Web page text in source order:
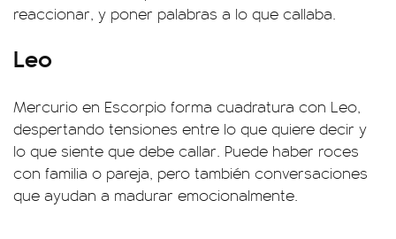
reaccionar, y poner palabras a lo que callaba.
Leo
Mercurio en Escorpio forma cuadratura con Leo,
despertando tensiones entre lo que quiere decir y
lo que siente que debe callar. Puede haber roces
con familia o pareja, pero también conversaciones
que ayudan a madurar emocionalmente.